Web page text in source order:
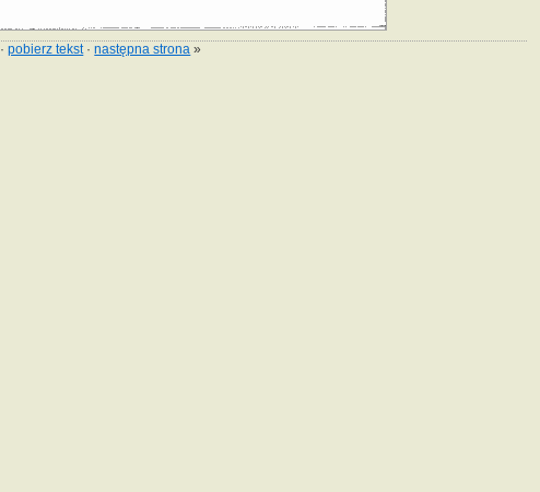
·pobierz tekst·następna strona »